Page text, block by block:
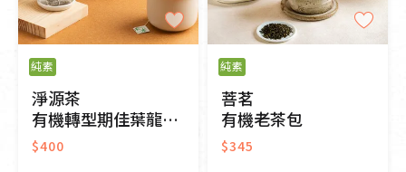
純素
淨源茶
有機轉型期佳葉龍平面茶包
$400
純素
菩茗
有機老茶包
$345